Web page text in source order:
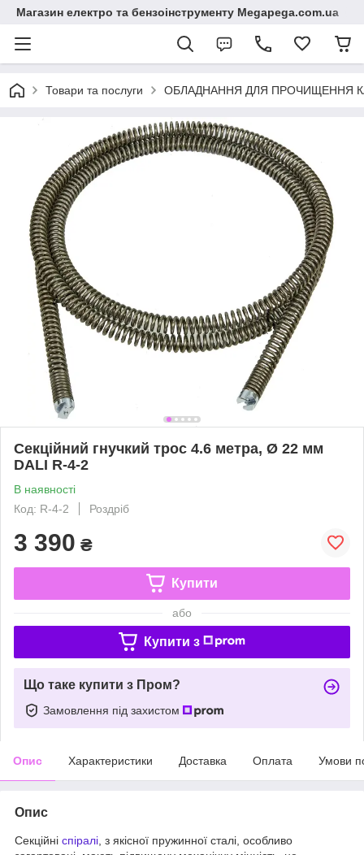
Магазин електро та бензоінструменту Megapega.com.ua
Товари та послуги ОБЛАДНАННЯ ДЛЯ ПРОЧИЩЕННЯ
Секційний гнучкий трос 4.6 метра, Ø 22 мм
DALI R-4-2
В наявності
Код: R-4-2
Роздріб
3 390 ₴
Купити
або
Купити з
Що таке купити з Пром?
Замовлення під захистом
Опис Характеристики Доставка Оплата Умови
Опис
Секційні спіралі , з якісної пружинної сталі, особливо